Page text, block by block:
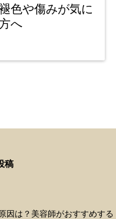
色や傷みが気に
へ
稿
因は？美容師がおすすめする